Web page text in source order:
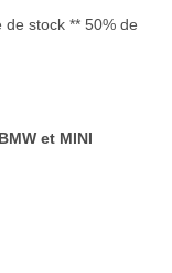
stock ** 50% de
et MINI